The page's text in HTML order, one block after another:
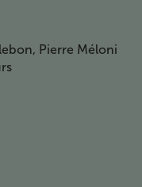
Pierre Méloni